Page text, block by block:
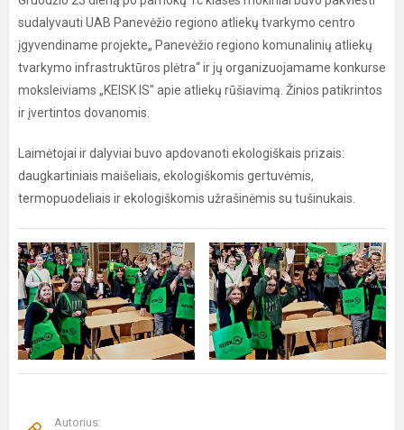
sudalyvauti UAB Panevėžio regiono atliekų tvarkymo centro
įgyvendiname projekte„ Panevėžio regiono komunalinių atliekų
tvarkymo infrastruktūros plėtra“ ir jų organizuojamame konkurse
moksleiviams „KEISK IS" apie atliekų rūšiavimą. Žinios patikrintos
ir įvertintos dovanomis.
Laimėtojai ir dalyviai buvo apdovanoti ekologiškais prizais:
daugkartiniais maišeliais, ekologiškomis gertuvėmis,
termopuodeliais ir ekologiškomis užrašinėmis su tušinukais.
Autorius: